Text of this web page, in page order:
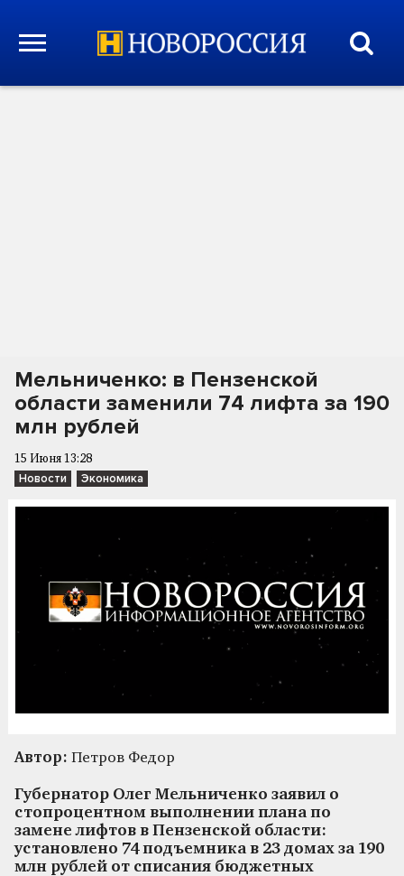
Мельниченко: в Пензенской
области заменили 74 лифта за 190
млн рублей
15 Июня 13:28
Новости Экономика
Автор: Петров Федор
Губернатор Олег Мельниченко заявил о
стопроцентном выполнении плана по
замене лифтов в Пензенской области:
установлено 74 подъемника в 23 домах за 190
млн рублей от списания бюджетных